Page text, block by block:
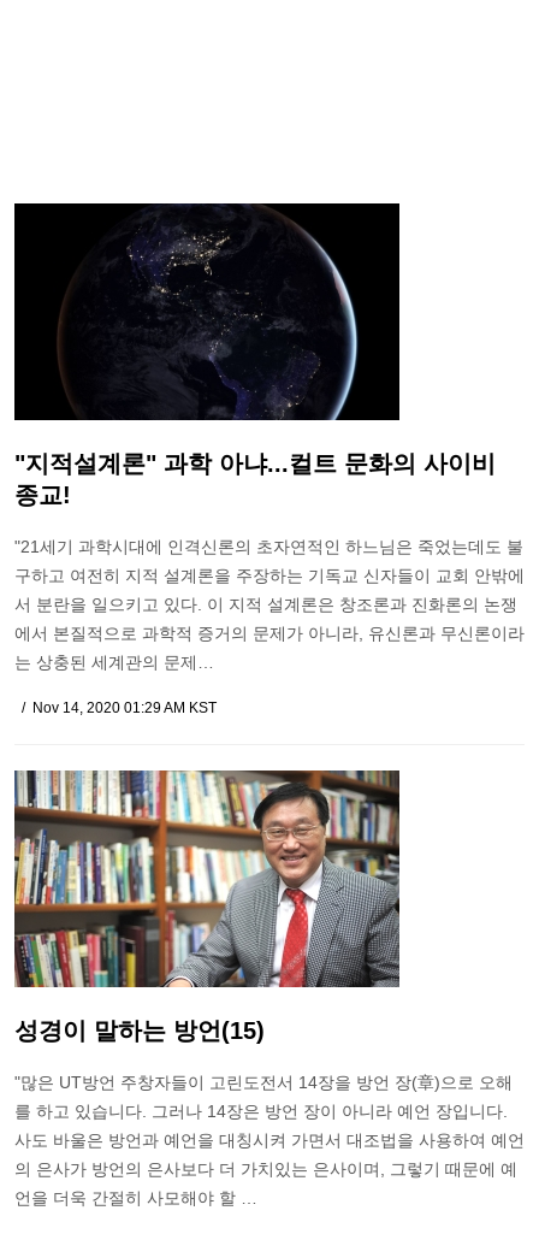
"지적설계론" 과학 아냐...컬트 문화의 사이비
종교!
"21세기 과학시대에 인격신론의 초자연적인 하느님은 죽었는데도 불
구하고 여전히 지적 설계론을 주장하는 기독교 신자들이 교회 안밖에
서 분란을 일으키고 있다. 이 지적 설계론은 창조론과 진화론의 논쟁
에서 본질적으로 과학적 증거의 문제가 아니라, 유신론과 무신론이라
는 상충된 세계관의 문제…
Nov 14, 2020 01:29 AM KST
성경이 말하는 방언(15)
"많은 UT방언 주창자들이 고린도전서 14장을 방언 장(章)으로 오해
를 하고 있습니다. 그러나 14장은 방언 장이 아니라 예언 장입니다.
사도 바울은 방언과 예언을 대칭시켜 가면서 대조법을 사용하여 예언
의 은사가 방언의 은사보다 더 가치있는 은사이며, 그렇기 때문에 예
언을 더욱 간절히 사모해야 할 …